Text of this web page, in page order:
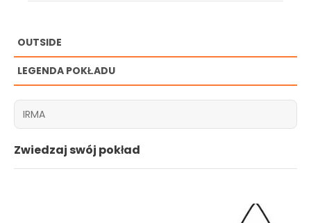
OUTSIDE
LEGENDA POKŁADU
Zwiedzaj swój pokład